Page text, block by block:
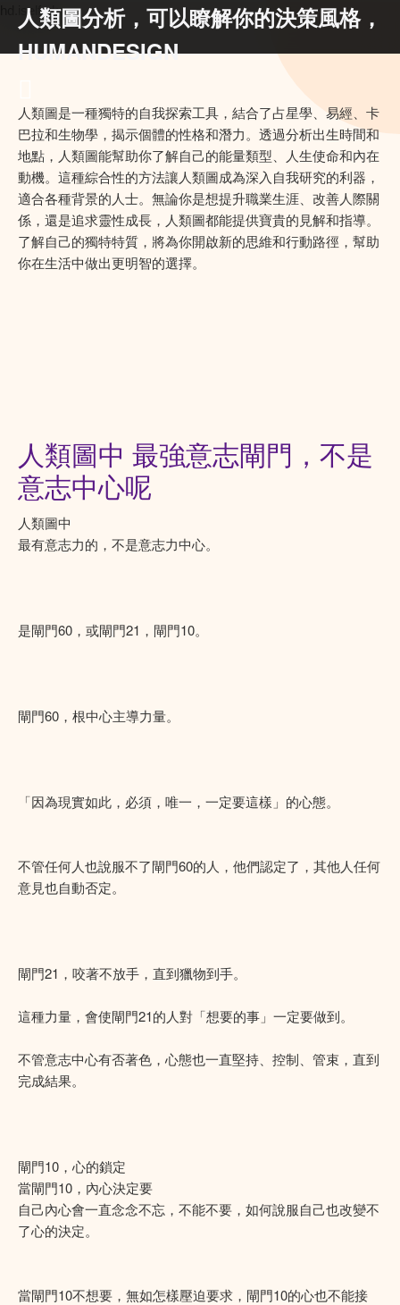
hd.iself.uk
人類圖分析，可以瞭解你的決策風格，
HUMANDESIGN
人類圖是一種獨特的自我探索工具，結合了占星學、易經、卡
巴拉和生物學，揭示個體的性格和潛力。透過分析出生時間和
地點，人類圖能幫助你了解自己的能量類型、人生使命和內在
動機。這種綜合性的方法讓人類圖成為深入自我研究的利器，
適合各種背景的人士。無論你是想提升職業生涯、改善人際關
係，還是追求靈性成長，人類圖都能提供寶貴的見解和指導。
了解自己的獨特特質，將為你開啟新的思維和行動路徑，幫助
你在生活中做出更明智的選擇。
人類圖中 最強意志閘門，不是
意志中心呢
人類圖中
最有意志力的，不是意志力中心。
是閘門60，或閘門21，閘門10。
閘門60，根中心主導力量。
「因為現實如此，必須，唯一，一定要這樣」的心態。
不管任何人也說服不了閘門60的人，他們認定了，其他人任何
意見也自動否定。
閘門21，咬著不放手，直到獵物到手。
這種力量，會使閘門21的人對「想要的事」一定要做到。
不管意志中心有否著色，心態也一直堅持、控制、管束，直到
完成結果。
閘門10，心的鎖定
當閘門10，內心決定要
自己內心會一直念念不忘，不能不要，如何說服自己也改變不
了心的決定。
當閘門10不想要，無如怎樣壓迫要求，閘門10的心也不能接